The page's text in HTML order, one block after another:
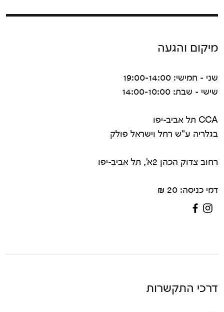
מיקום והגעה
שני - חמישי: 19:00-14:00
שישי - שבת: 14:00-10:00
CCA תל אביב-יפו
בגלריה ע"ש רחל וישראל פולק
רחוב צדוק הכהן 2א', תל אביב-יפו
דמי כניסה: 20 ₪
דרכי התקשרות